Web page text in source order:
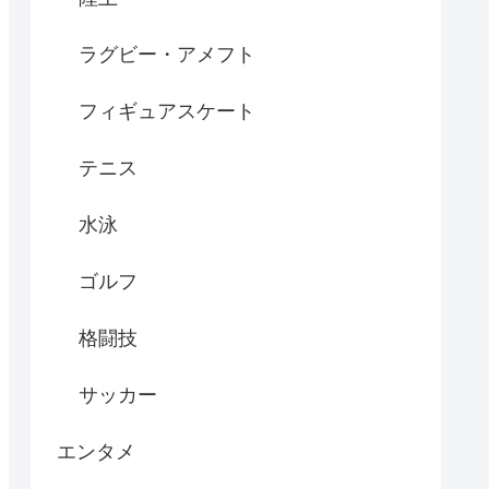
ラグビー・アメフト
フィギュアスケート
テニス
水泳
ゴルフ
格闘技
サッカー
エンタメ